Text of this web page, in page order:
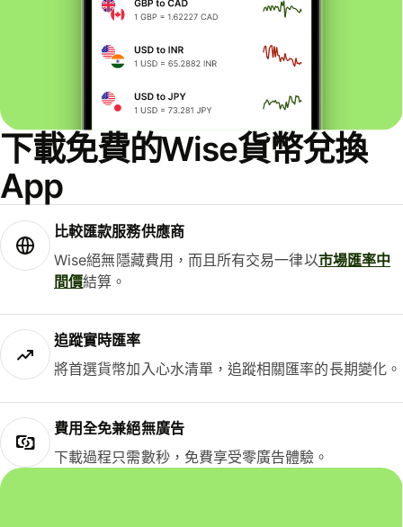
下載免費的Wise貨幣兌換
App
比較匯款服務供應商
Wise絕無隱藏費用，而且所有交易一律以市場匯率中
間價結算。
追蹤實時匯率
將首選貨幣加入心水清單，追蹤相關匯率的長期變化。
費用全免兼絕無廣告
下載過程只需數秒，免費享受零廣告體驗。